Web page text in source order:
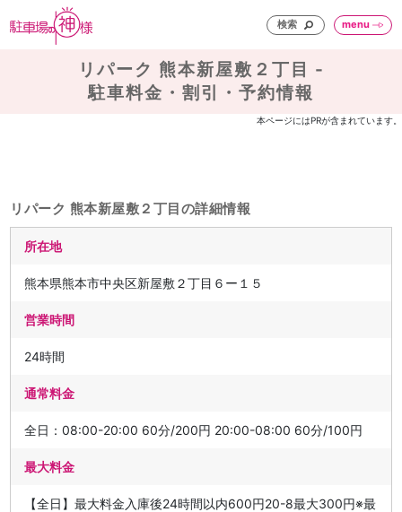
検索 menu
リパーク 熊本新屋敷２丁目 -
駐車料金・割引・予約情報
本ページにはPRが含まれています。
リパーク 熊本新屋敷２丁目の詳細情報
所在地
熊本県熊本市中央区新屋敷２丁目６ー１５
営業時間
24時間
通常料金
全日：08:00-20:00 60分/200円 20:00-08:00 60分/100円
最大料金
【全日】最大料金入庫後24時間以内600円20-8最大300円※最